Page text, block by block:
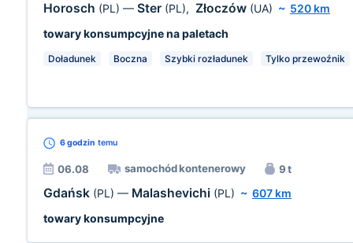
Horosch (PL) — Ster (PL), Złoczów (UA) ~ 520 km
towary konsumpcyjne na paletach
Doładunek Boczna Szybki rozładunek Tylko przewoźnik
6 godzin temu
06.08 samochód kontenerowy 9 t
Gdańsk (PL) — Malashevichi (PL) ~ 607 km
towary konsumpcyjne